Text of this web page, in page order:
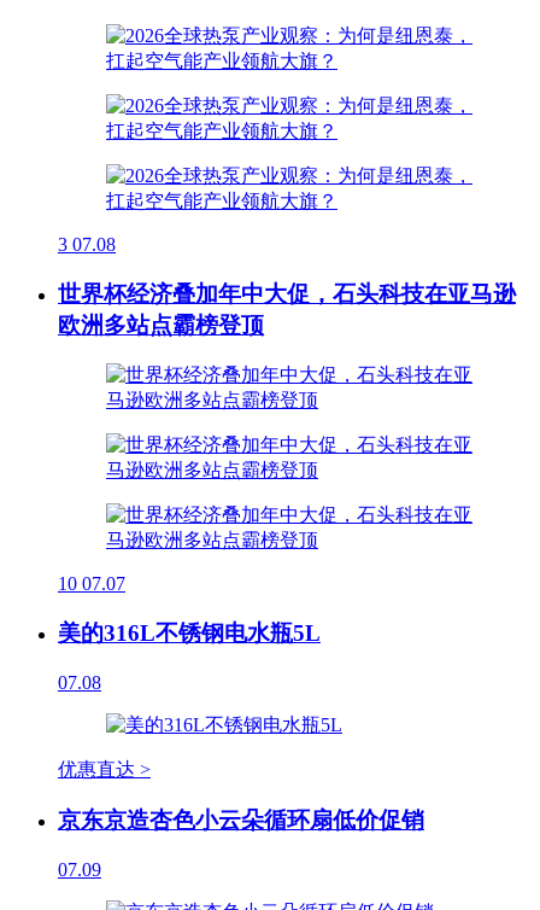
3 07.08
世界杯经济叠加年中大促，石头科技在亚马逊
欧洲多站点霸榜登顶
10 07.07
美的316L不锈钢电水瓶5L
07.08
优惠直达 >
京东京造杏色小云朵循环扇低价促销
07.09